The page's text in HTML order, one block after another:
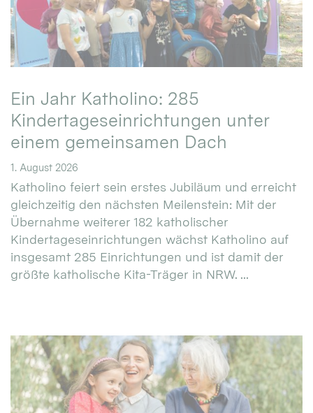
Ein Jahr Katholino: 285
Kindertageseinrichtungen unter
einem gemeinsamen Dach
1. August 2026
Katholino feiert sein erstes Jubiläum und erreicht
gleichzeitig den nächsten Meilenstein: Mit der
Übernahme weiterer 182 katholischer
Kindertageseinrichtungen wächst Katholino auf
insgesamt 285 Einrichtungen und ist damit der
größte katholische Kita-Träger in NRW. ...